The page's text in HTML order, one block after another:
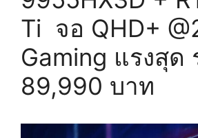
Ti จอ QHD+
Gaming แรงสุด
89,990 บาท